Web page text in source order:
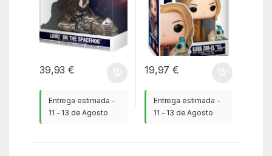
39,93€
Entrega estimada -
11 - 13 de Agosto
19,97€
Entrega estimada -
11 - 13 de Agosto